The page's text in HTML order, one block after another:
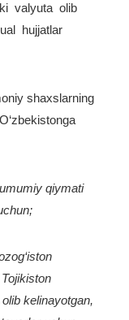
valyuta olib
hujjatlar
shaxslarning
qiymati
kelinayotgan,